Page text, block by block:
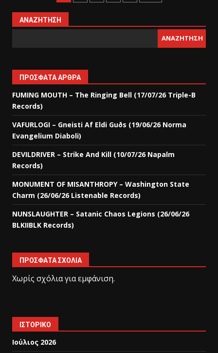
ΑΝΑΖΉΤΗΣΗ
ΑΝΑΖΉΤΗΣΗ
ΠΡΌΣΦΑΤΑ ΆΡΘΡΑ
FUMING MOUTH – The Ringing Bell (17/07/26 Triple-B
Records)
VAFURLOGI – Gneisti Af Eldi Guðs (19/06/26 Norma
Evangelium Diaboli)
DEVILDRIVER – Strike And Kill (10/07/26 Napalm
Records)
MONUMENT OF MISANTHROPY – Washington State
Charm (26/06/26 Listenable Records)
NUNSLAUGHTER – Satanic Chaos Legions (26/06/26
BLKIIBLK Records)
ΠΡΌΣΦΑΤΑ ΣΧΌΛΙΑ
Χωρίς σχόλια για εμφάνιση.
ΙΣΤΟΡΙΚΌ
Ιούλιος 2026